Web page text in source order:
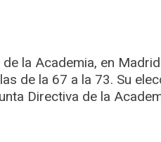
la Academia, en
de la 67 a la 73. Su
Directiva de la